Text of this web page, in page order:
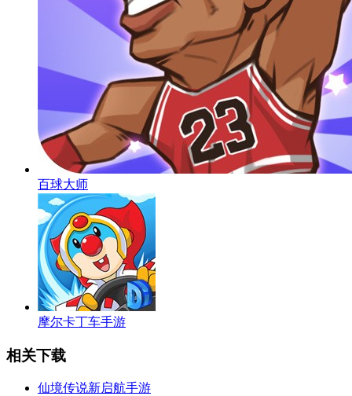
百球大师
摩尔卡丁车手游
相关下载
仙境传说新启航手游